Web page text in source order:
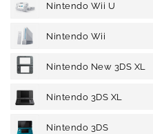
Nintendo Wii U
Nintendo Wii
Nintendo New 3DS XL
Nintendo 3DS XL
Nintendo 3DS